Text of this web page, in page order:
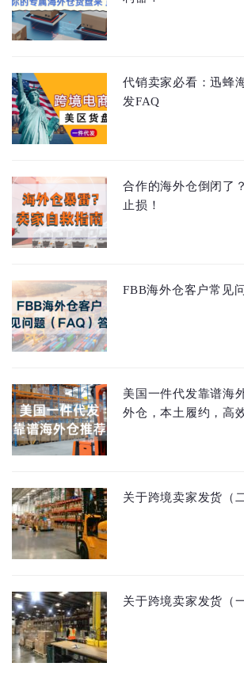
代销卖家必看：迅蜂
发FAQ
合作的海外仓倒闭了
止损！
FBB海外仓客户常见
美国一件代发靠谱海
外仓，本土履约，高
关于跨境卖家发货（二
关于跨境卖家发货（一